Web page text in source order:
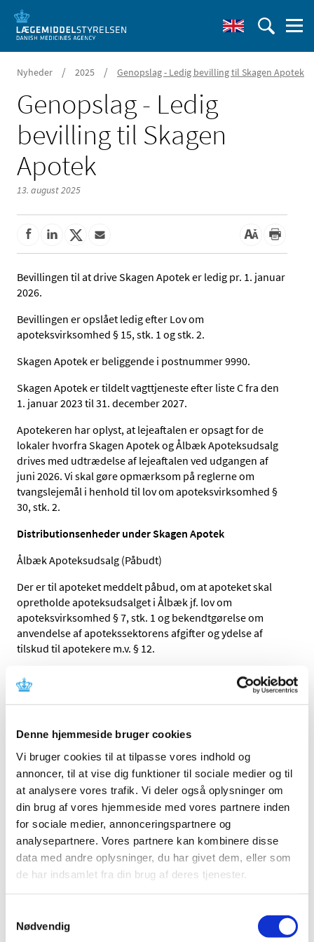
Denne hjemmeside bruger cookies
Vi bruger cookies til at tilpasse vores indhold og
annoncer, til at vise dig funktioner til sociale medier og til
at analysere vores trafik. Vi deler også oplysninger om
din brug af vores hjemmeside med vores partnere inden
for sociale medier, annonceringspartnere og
analysepartnere. Vores partnere kan kombinere disse
data med andre oplysninger, du har givet dem, eller som
de har indsamlet fra din brug af deres tjenester.
Nødvendig
Nyheder / 2025 / Genopslag - Ledig bevilling til Skagen Apotek
Genopslag - Ledig
bevilling til Skagen
Apotek
13. august 2025
Bevillingen til at drive Skagen Apotek er ledig pr. 1. januar
2026.
Bevillingen er opslået ledig efter Lov om
apoteksvirksomhed § 15, stk. 1 og stk. 2.
Skagen Apoteker beliggende i postnummer 9990.
Skagen Apotek er tildelt vagttjeneste efter liste C fra den
1. januar 2023 til 31. december 2027.
Apotekeren har oplyst, at lejeaftalen er opsagt for de
lokaler hvorfra Skagen Apotek og Ålbæk Apoteksudsalg
drives med udtrædelse af lejeaftalen ved udgangen af
juni 2026. Vi skal gøre opmærksom på reglerne om
tvangslejemål i henhold til lov om apoteksvirksomhed §
30, stk. 2.
Distributionsenheder under Skagen Apotek
Ålbæk Apoteksudsalg (Påbudt)
Der er til apoteket meddelt påbud, om at apoteket skal
opretholde apoteksudsalget i Ålbæk jf. lov om
apoteksvirksomhed § 7, stk. 1 og bekendtgørelse om
anvendelse af apotekssektorens afgifter og ydelse af
tilskud til apotekere m.v. § 12.
Ansøgningen til Lægemiddelstyrelsen stiles til:
Lægemiddelstyrelsen
Axel Heides Gade 1
2300 København S.
Ansøgninger sendes elektronisk viakontaktformularen.
(Åbner i nyt vindue, og skal udfyldes indenfor 20
minutter, ellers modtager vi den ikke).
Vejledning i ansøgning om ledige apoteksbevillinger
Ansøgningen skal være Lægemiddelstyrelsen i hænde
senest den 10. september 2025.
Det er vigtigt, at der ikke fremgår fortrolige oplysninger
såsom, CPR-nummer, adresse telefonnummer, e-mail
eller økonomiske oplysninger i ansøgningen og CV´et.